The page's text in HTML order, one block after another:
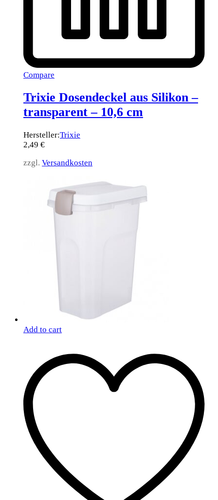
Compare
Trixie Dosendeckel aus Silikon –
transparent – 10,6 cm
Hersteller:Trixie
2,49 €
zzgl. Versandkosten
Add to cart